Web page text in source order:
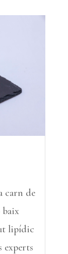
carn de
baix
lipídic
experts